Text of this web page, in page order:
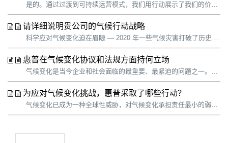
是的。通过过渡到可持续运营模式，我们用行动展示了我们的价值观，并为员工、客户、供应商、访客和其他人员提供了行业领先的实践。 我们的环境、健康与安全 (EHS) 政策和 EHS 管理系统（适用于所有惠普员工和承包商以及所有运营地点）可帮助我们管理对环境的影响，改善员工安全状况，核实我们对目标的实现进度以及对内部...
请详细说明贵公司的气候行动战略
科学应对气候变化迫在眉睫 — 2020 年一些气候灾害打破了历史记录，包括野火、季风和飓风。气候变化将影响所有企业和地区，其中低收入和有色人种群体受影响比较显著。要想减轻气候危机，保护自然环境和人类社区，我们必须改变我们制造、交付和使用产品的方式。 2021 年 4 月，我们制定了新的目标，确立了应对气候变化...
惠普在气候变化协议和法规方面持何立场
气候变化是当今企业和社会面临的最重要、最紧迫的问题之一。科学证据明确表明，气候变化影响非常严重，我们必须行动起来。惠普认为采取气候行动不仅是我们的责任，而且关系着企业的长远发展。惠普正在努力提高业务弹性，不断开拓创新以减轻气候变化的影响，并适应不断演变的全球业务和监管环境。我们认识到，客户和投资者都希望我们尽力...
为应对气候变化挑战，惠普采取了哪些行动？
气候变化已成为一种全球性威胁，对气候变化承担责任最小的弱势群体感受最为明显。科学应对气候变化迫在眉睫。我们整个社会在这个关键十年做出的决定将影响我们在整个 21 世纪以及未来的发展轨迹。 企业的作用是必不可少的。惠普不断进行自我革新，发展更高效的零碳循环经济，以解决气候变化带来的紧迫问题，这是惠普可持续发展战...